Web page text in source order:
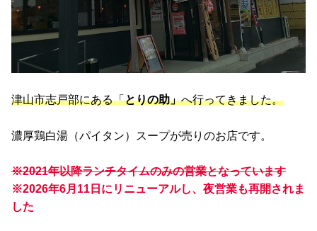
津山市志戸部にある「とりの助」へ行ってきました。
濃厚鶏白湯（パイタン）スープが売りのお店です。
※2021年以降ランチタイムのみの営業となっています
※2026年6月11日にリニューアルし、夜営業も再開されま
した